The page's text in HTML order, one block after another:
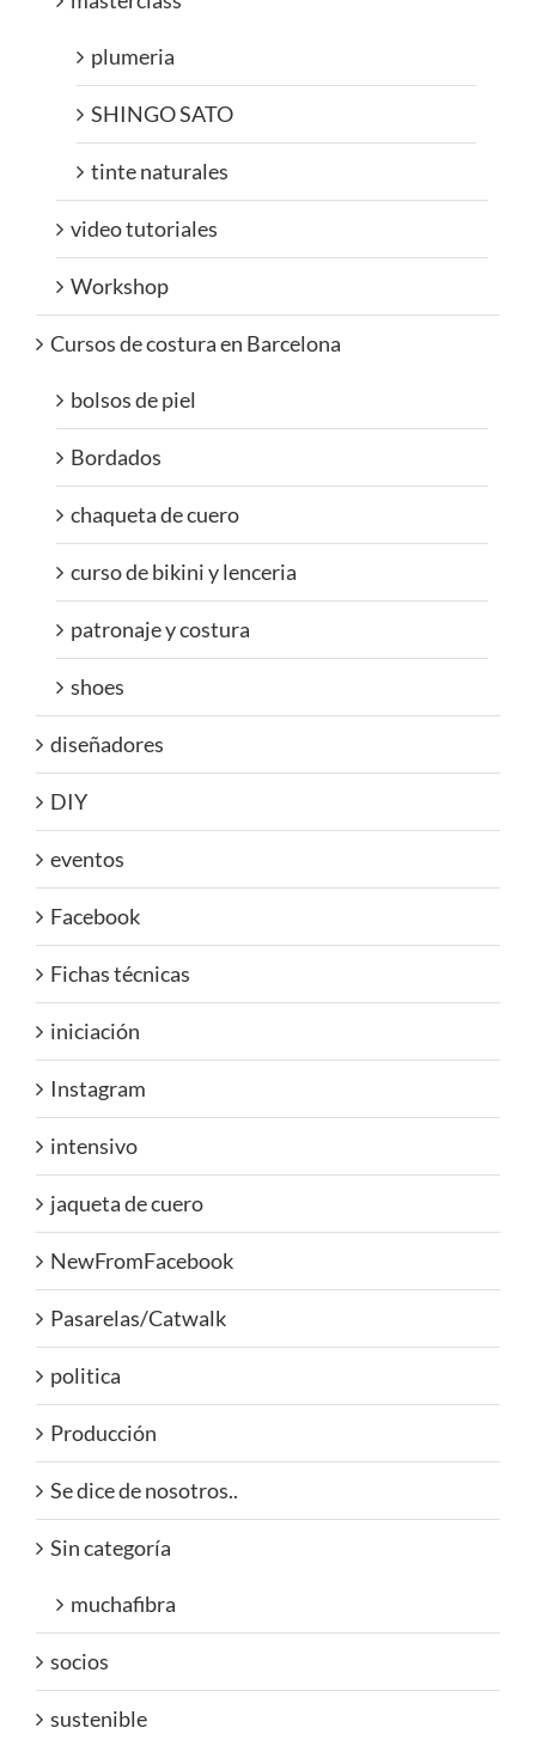
plumeria
SHINGO SATO
tinte naturales
video tutoriales
Workshop
Cursos de costura en Barcelona
bolsos de piel
Bordados
chaqueta de cuero
curso de bikini y lenceria
patronaje y costura
shoes
diseñadores
DIY
eventos
Facebook
Fichas técnicas
iniciación
Instagram
intensivo
jaqueta de cuero
NewFromFacebook
Pasarelas/Catwalk
politica
Producción
Se dice de nosotros..
Sin categoría
muchafibra
socios
sustenible